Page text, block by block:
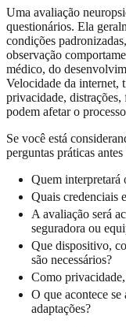
Uma avaliação
questionários. Ela
condições
observação
médico, do
Velocidade da internet,
privacidade, distrações,
podem afetar o
Se você está
perguntas práticas
Quem interpretará
Quais credenciais
A avaliação será
seguradora ou
Que dispositivo,
são necessários?
Como privacidade,
O que acontece
adaptações?